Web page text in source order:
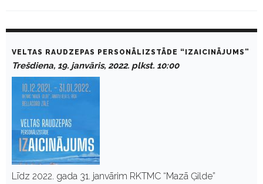
aVELTAS RAUDZEPAS PERSONĀLIZSTĀDE “IZAICINĀJUMS”
Trešdiena, 19. janvāris, 2022. plkst. 10:00
Līdz 2022. gada 31. janvārim RKTMC “Mazā Ģilde”